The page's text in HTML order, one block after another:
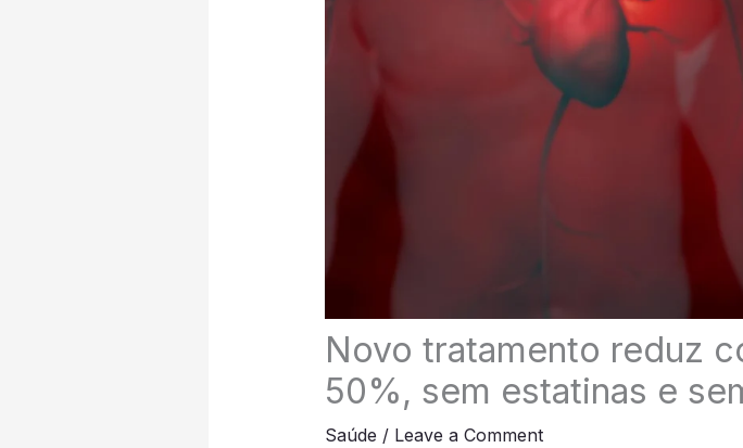
Novo tratamento reduz
50%, sem estatinas e
Saúde / Leave a Comment